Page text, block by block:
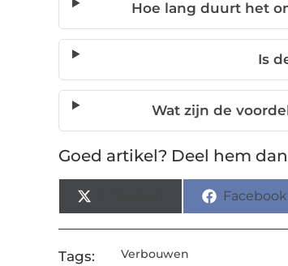
Hoe lang duurt het
Is
Wat zijn de
Goed artikel? Deel hem
Facebook
Tags: Verbouwen